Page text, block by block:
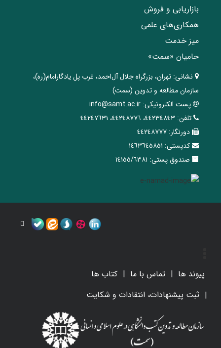
بازاریابی و فروش
همکاری‌های علمی
میز خدمت
حامیان «سمت»
نشانی: تهران، ‌بزرگراه ‌جلال آل‌احمد، غرب پل يادگار‌امام(ره)‌،
سازمان مطالعه و تدوین‌ (سمت)
پست الکترونیکی: info@samt.ac.ir
تلفن: ٤٤٢٣٤٨٤٣، ٤٤٢٤٨٧٧٦، ٤٤٢٤٧٦٣١
دورنگار: ٤٤٢٤٨٧٧٧
کدپستی: ١٤٦٣٦٤٥٨٥١
صندوق پستی: ١٤١٥٥/٦٣٨١
پیوند ها تماس با ما
کتاب ها
ثبت پیشنهادات، انتقادات و شکایت